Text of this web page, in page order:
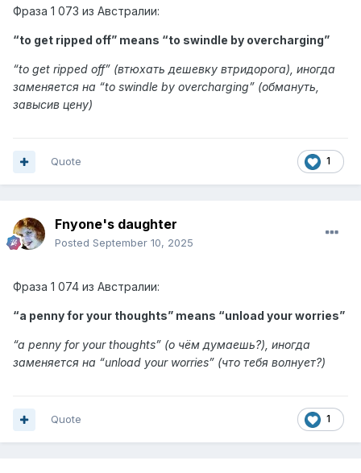
Фраза 1 073 из Австралии:
“to get ripped off” means “to swindle by overcharging”
“to get ripped off” (втюхать дешевку втридорога), иногда
заменяется на “to swindle by overcharging” (обмануть,
завысив цену)
1
Quote
Fnyone's daughter
Posted September 10, 2025
Фраза 1 074 из Австралии:
“a penny for your thoughts” means “unload your worries”
“a penny for your thoughts” (о чём думаешь?), иногда
заменяется на “unload your worries” (что тебя волнует?)
1
Quote